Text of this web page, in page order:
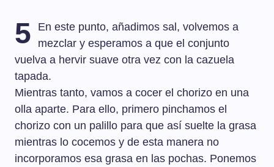
5
En este punto, añadimos sal, volvemos a
mezclar y esperamos a que el conjunto
vuelva a hervir suave otra vez con la cazuela
tapada.
Mientras tanto, vamos a cocer el chorizo en una
olla aparte. Para ello, primero pinchamos el
chorizo con un palillo para que así suelte la grasa
mientras lo cocemos y de esta manera no
incorporamos esa grasa en las pochas. Ponemos